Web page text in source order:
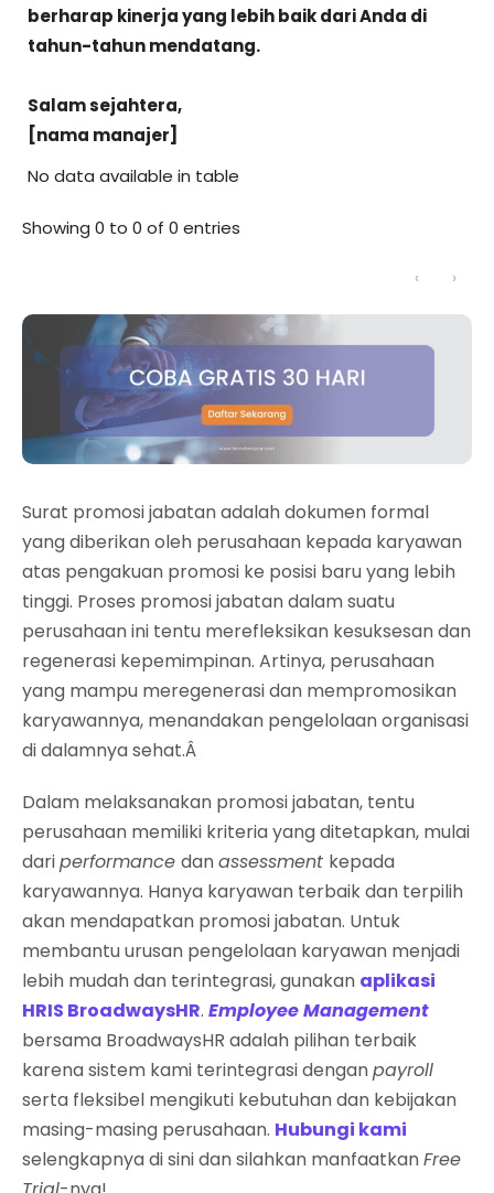
berharap kinerja yang lebih baik dari Anda di
tahun-tahun mendatang.
Salam sejahtera,
[nama manajer]
No data available in table
Showing 0 to 0 of 0 entries
‹ ›
Surat promosi jabatan adalah dokumen formal
yang diberikan oleh perusahaan kepada karyawan
atas pengakuan promosi ke posisi baru yang lebih
tinggi. Proses promosi jabatan dalam suatu
perusahaan ini tentu merefleksikan kesuksesan dan
regenerasi kepemimpinan. Artinya, perusahaan
yang mampu meregenerasi dan mempromosikan
karyawannya, menandakan pengelolaan organisasi
di dalamnya sehat.Â
Dalam melaksanakan promosi jabatan, tentu
perusahaan memiliki kriteria yang ditetapkan, mulai
dariperformance danassessment kepada
karyawannya. Hanya karyawan terbaik dan terpilih
akan mendapatkan promosi jabatan. Untuk
membantu urusan pengelolaan karyawan menjadi
lebih mudah dan terintegrasi, gunakan aplikasi
HRIS BroadwaysHR. Employee Management
bersama BroadwaysHR adalah pilihan terbaik
karena sistem kami terintegrasi denganpayroll
serta fleksibel mengikuti kebutuhan dan kebijakan
masing-masing perusahaan. Hubungi kami
selengkapnya di sini dan silahkan manfaatkanFree